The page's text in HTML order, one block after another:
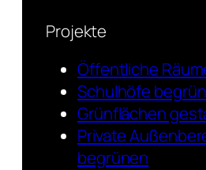
Projekte
Öffentliche
Schulhöfe
Grünflächen
Private
begrünen